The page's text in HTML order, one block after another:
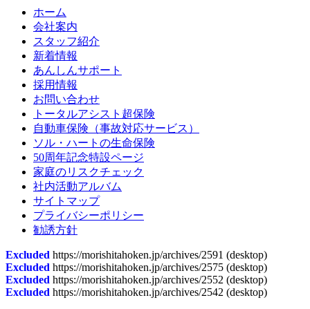
ホーム
会社案内
スタッフ紹介
新着情報
あんしんサポート
採用情報
お問い合わせ
トータルアシスト超保険
自動車保険（事故対応サービス）
ソル・ハートの生命保険
50周年記念特設ページ
家庭のリスクチェック
社内活動アルバム
サイトマップ
プライバシーポリシー
勧誘方針
Excluded https://morishitahoken.jp/archives/2591 (desktop)
Excluded https://morishitahoken.jp/archives/2575 (desktop)
Excluded https://morishitahoken.jp/archives/2552 (desktop)
Excluded https://morishitahoken.jp/archives/2542 (desktop)